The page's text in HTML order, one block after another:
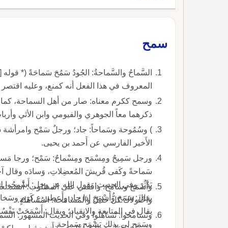
سمح
السَّماحُ والسَّماحةُ:
المعروف في هذا الفعل أنه كمنع، وعليه
وسمح ككرم معناه: صار من أهل السماحة،
ذكرهما معاً الجوهري والفيومي وابن الأثي
الأَخير الفارسي عن أَحمد بن يحيى.
ورجل سَمِيحٌ ومِسْمَح ومِسْماحٌ: سَمْح؛ ورجا
سَماحةً وكَفى قُريشَ المُعضِلاتِ، وَسادَه
يقال
وسَمَح لي بذلك يَسْمَح سَماحة.
واحْلَولاكَ كلُّ خَليل والمُسامَحة: المُساهَلة.